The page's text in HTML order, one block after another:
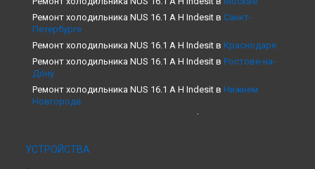
Ремонт холодильника NUS 16.1 A H Indesit в Санкт-
Петербурге
Ремонт холодильника NUS 16.1 A H Indesit в Краснодаре
Ремонт холодильника NUS 16.1 A H Indesit в Ростове-на-
Дону
Ремонт холодильника NUS 16.1 A H Indesit в Нижнем
Новгороде
Ремонт холодильника NUS 16.1 A H Indesit в
Новосибирске
Ремонт холодильника NUS 16.1 A H Indesit в
УСТРОЙСТВА